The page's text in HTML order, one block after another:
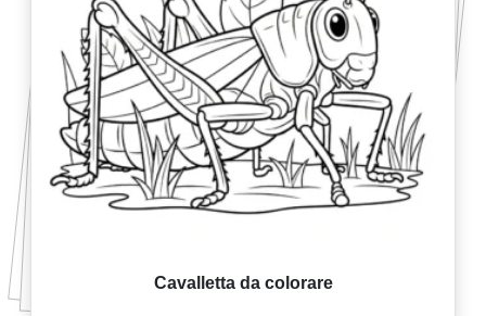
Cavalletta da colorare